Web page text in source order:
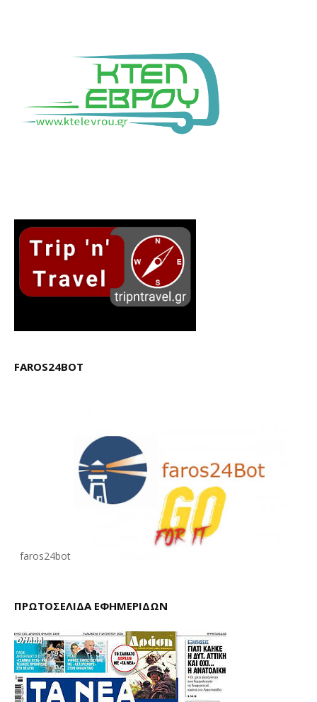
FAROS24BOT
faros24bot
ΠΡΩΤΟΣΕΛΙΔΑ ΕΦΗΜΕΡΙΔΩΝ